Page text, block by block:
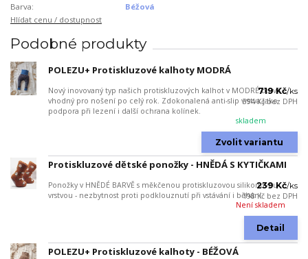
Barva:
Béžová
Hlídat cenu / dostupnost
Podobné produkty
POLEZU+ Protiskluzové kalhoty MODRÁ
Nový inovovaný typ našich protiskluzových kalhot v MODRÉ barvě -
vhodný pro nošení po celý rok. Zdokonalená anti-slip vrstva jako
podpora při lezení i další ochrana kolínek.
719 Kč/ks
594 Kčbez DPH
skladem
Zvolit variantu
Protiskluzové dětské ponožky - HNĚDÁ S KYTIČKAMI
Ponožky v HNĚDÉ BARVĚ s měkčenou protiskluzovou silikonovou
vrstvou - nezbytnost proti podklouznutí při vstávání i běhání.
239 Kč/ks
198 Kč bez DPH
Není skladem
Detail
POLEZU+ Protiskluzové kalhoty - BÉŽOVÁ